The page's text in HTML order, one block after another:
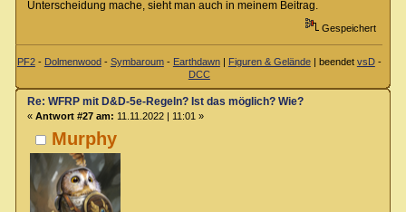
Unterscheidung mache, sieht man auch in meinem Beitrag.
Gespeichert
PF2- Dolmenwood- Symbaroum- Earthdawn| Figuren & Gelände| beendet vsD-
DCC
Murphy
Re: WFRP mit D&D-5e-Regeln? Ist das möglich? Wie?
« Antwort #27 am: 11.11.2022 | 11:01 »